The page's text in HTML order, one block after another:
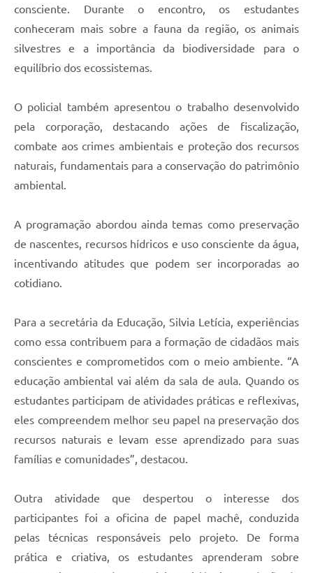
consciente. Durante o encontro, os estudantes
conheceram mais sobre a fauna da região, os animais
silvestres e a importância da biodiversidade para o
equilíbrio dos ecossistemas.
O policial também apresentou o trabalho desenvolvido
pela corporação, destacando ações de fiscalização,
combate aos crimes ambientais e proteção dos recursos
naturais, fundamentais para a conservação do patrimônio
ambiental.
A programação abordou ainda temas como preservação
de nascentes, recursos hídricos e uso consciente da água,
incentivando atitudes que podem ser incorporadas ao
cotidiano.
Para a secretária da Educação, Silvia Letícia, experiências
como essa contribuem para a formação de cidadãos mais
conscientes e comprometidos com o meio ambiente. “A
educação ambiental vai além da sala de aula. Quando os
estudantes participam de atividades práticas e reflexivas,
eles compreendem melhor seu papel na preservação dos
recursos naturais e levam esse aprendizado para suas
famílias e comunidades”, destacou.
Outra atividade que despertou o interesse dos
participantes foi a oficina de papel machê, conduzida
pelas técnicas responsáveis pelo projeto. De forma
prática e criativa, os estudantes aprenderam sobre